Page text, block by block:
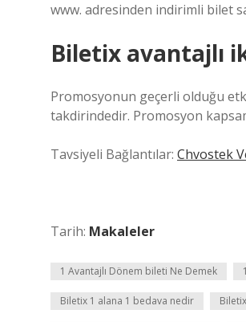
www. adresinden indirimli bilet
Biletix avantajlı
Promosyonun geçerli olduğu
takdirindedir. Promosyon
Tavsiyeli Bağlantılar: Chvostek
Tarih: Makaleler
1 Avantajlı Dönem bileti Ne Demek
Biletix 1 alana 1 bedava nedir